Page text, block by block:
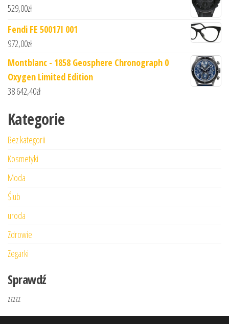
529,00zł
Fendi FE 50017I 001
972,00zł
Montblanc - 1858 Geosphere Chronograph 0
Oxygen Limited Edition
38 642,40zł
Kategorie
Bez kategorii
Kosmetyki
Moda
Ślub
uroda
Zdrowie
Zegarki
Sprawdź
zzzzz